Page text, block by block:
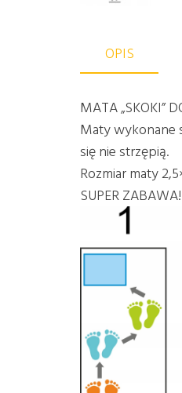
OPIS
MATA „SKOKI”
Maty wykonane
się nie strzępią.
Rozmiar maty
SUPER ZABAWA!